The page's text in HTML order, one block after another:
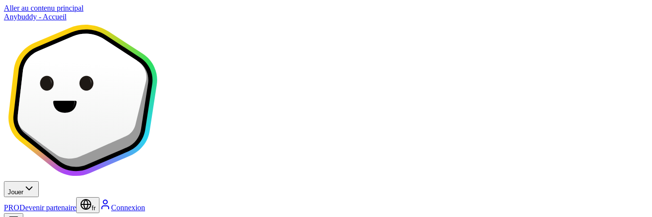
Aller au contenu principal
Anybuddy - Accueil
Jouer
PRODevenir partenaire fr Connexion